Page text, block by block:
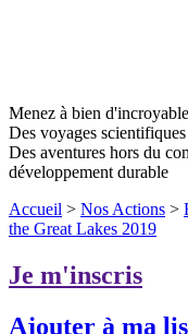
Menez à bien
Des voyages
Des aventures hors du
développement durable
Accueil > Nos Actions >
the Great Lakes 2019
Je m'inscris
Ajouter à ma